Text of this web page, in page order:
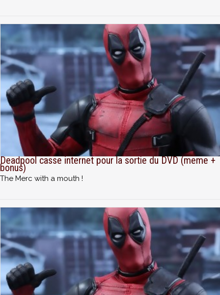
Deadpool casse internet pour la sortie du DVD (meme +
bonus)
The Merc with a mouth !